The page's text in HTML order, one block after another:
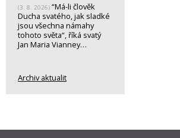
(3. 8. 2026) “Má-li člověk
Ducha svatého, jak sladké
jsou všechna námahy
tohoto světa“, říká svatý
Jan Maria Vianney…
Archiv aktualit